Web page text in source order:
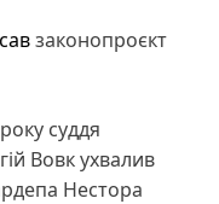
законопроєкт
суддя
Вовк ухвалив
Нестора